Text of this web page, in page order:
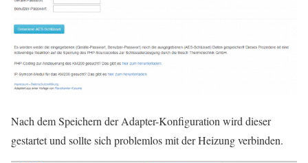
Nach dem Speichern der Adapter-Konfiguration wird dieser
gestartet und sollte sich problemlos mit der Heizung verbinden.